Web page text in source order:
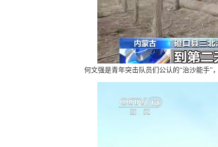
何文强是青年突击队员们公认的“治沙能手”